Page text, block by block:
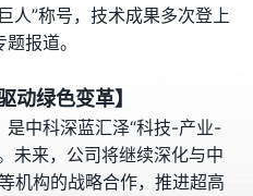
人”称号，技术成果多次登上
报道。
动绿色变革】
是中科深蓝汇泽“科技-产业-
未来，公司将继续深化与中
机构的战略合作，推进超高